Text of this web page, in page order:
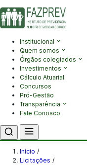
Institucional
Quem somos
Órgãos colegiados
Investimentos
Cálculo Atuarial
Concursos
Pró-Gestão
Transparência
Fale Conosco
Início /
Licitações /